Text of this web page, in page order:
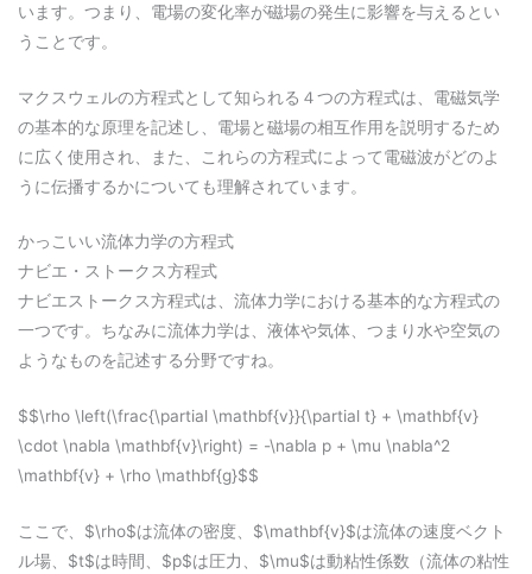
います。つまり、電場の変化率が磁場の発生に影響を与えるとい
うことです。
マクスウェルの方程式として知られる４つの方程式は、電磁気学
の基本的な原理を記述し、電場と磁場の相互作用を説明するため
に広く使用され、また、これらの方程式によって電磁波がどのよ
うに伝播するかについても理解されています。
かっこいい流体力学の方程式
ナビエ・ストークス方程式
ナビエストークス方程式は、流体力学における基本的な方程式の
一つです。ちなみに流体力学は、液体や気体、つまり水や空気の
ようなものを記述する分野ですね。
$$\rho \left(\frac{\partial \mathbf{v}}{\partial t} + \mathbf{v}
\cdot \nabla \mathbf{v}\right) = -\nabla p + \mu \nabla^2
\mathbf{v} + \rho \mathbf{g}$$
ここで、$\rho$は流体の密度、$\mathbf{v}$は流体の速度ベクト
ル場、$t$は時間、$p$は圧力、$\mu$は動粘性係数（流体の粘性